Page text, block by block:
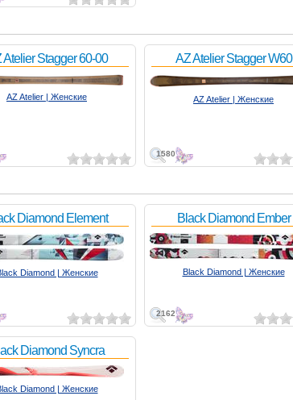
Atelier Stagger 60-00
AZ Atelier | Женские
1580
AZ Atelier Stagger W60
AZ Atelier | Женские
Diamond Element
Diamond | Женские
2162
Black Diamond Ember
Black Diamond | Женские
Diamond Syncra
Diamond | Женские